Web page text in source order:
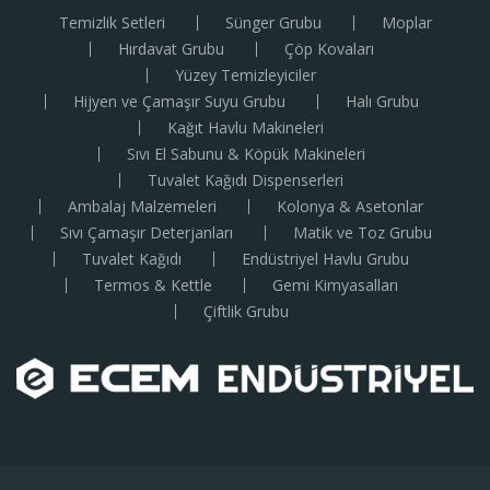
Temizlik Setleri Sünger Grubu
Moplar
Hırdavat Grubu
Çöp Kovaları
Yüzey Temizleyiciler
Hijyen ve Çamaşır Suyu Grubu
Halı Grubu
Kağıt Havlu Makineleri
Sıvı El Sabunu & Köpük Makineleri
Tuvalet Kağıdı Dispenserleri
Ambalaj Malzemeleri
Kolonya & Asetonlar
Sıvı Çamaşır Deterjanları
Matik ve Toz Grubu
Tuvalet Kağıdı
Endüstriyel Havlu Grubu
Termos & Kettle
Gemi Kimyasalları
Çiftlik Grubu